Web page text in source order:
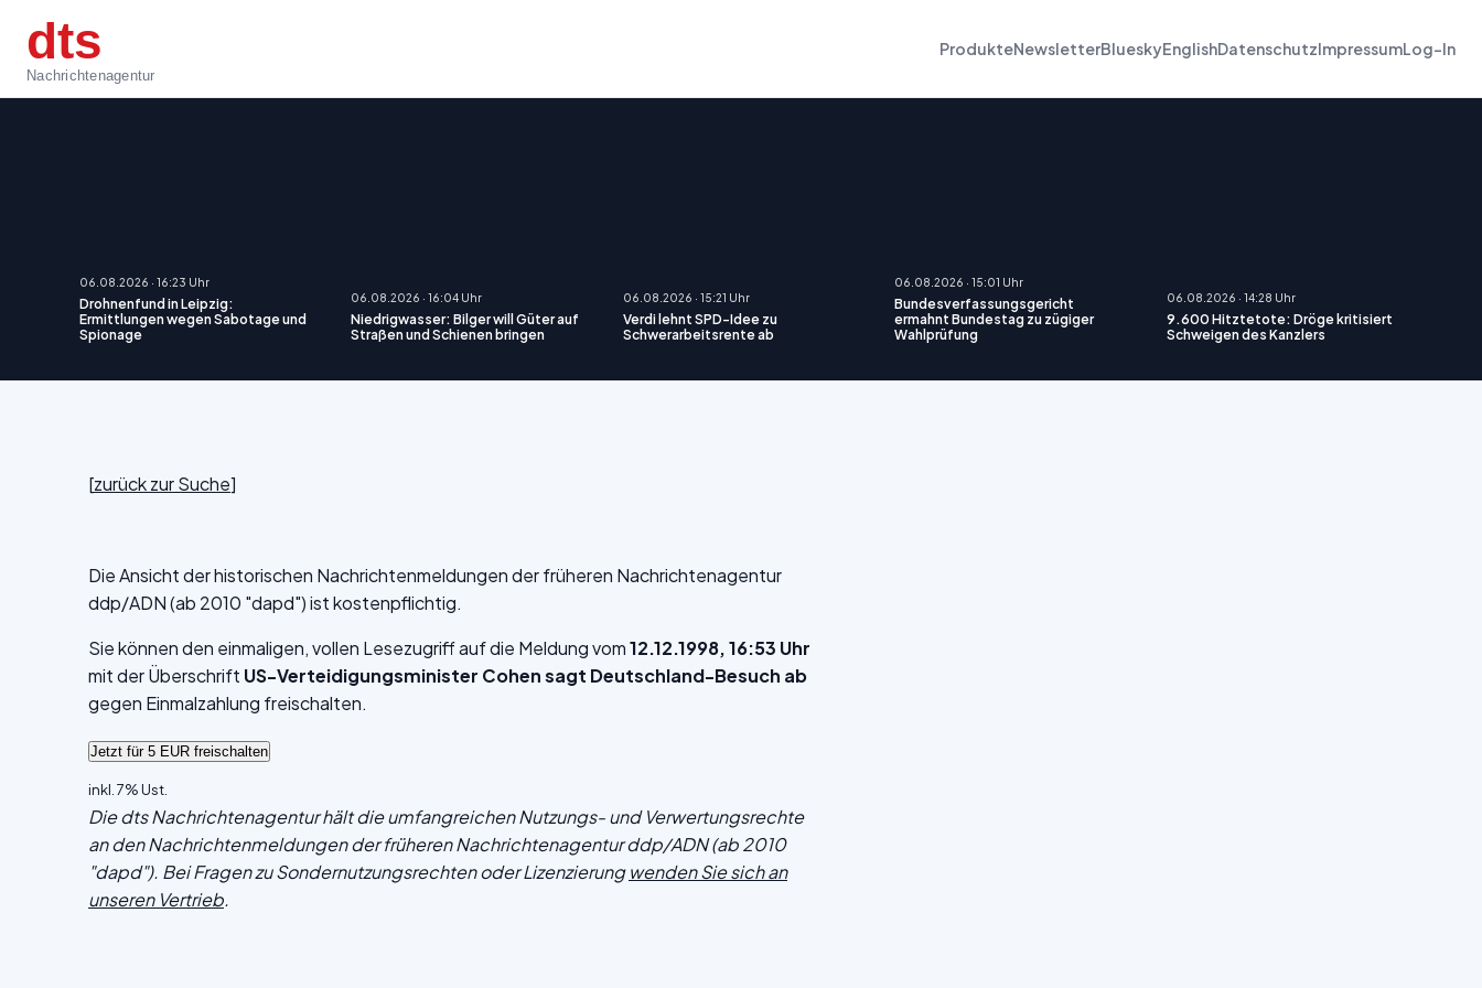
dts
Nachrichtenagentur
ProdukteNewsletterBlueskyEnglishDatenschutzImpressumLog-In
06.08.2026 · 16:23 Uhr
Drohnenfund in Leipzig:
Ermittlungen wegen Sabotage und
Spionage
06.08.2026 · 16:04 Uhr
Niedrigwasser: Bilger will Güter auf
Straßen und Schienen bringen
06.08.2026 · 15:21 Uhr
Verdi lehnt SPD-Idee zu
Schwerarbeitsrente ab
06.08.2026 · 15:01 Uhr
Bundesverfassungsgericht
ermahnt Bundestag zu zügiger
Wahlprüfung
06.08.2026 · 14:28 Uhr
9.600 Hitztetote: Dröge kritisiert
Schweigen des Kanzlers
[zurück zur Suche]
Die Ansicht der historischen Nachrichtenmeldungen der früheren Nachrichtenagentur
ddp/ADN (ab 2010 "dapd") ist kostenpflichtig.
Sie können den einmaligen, vollen Lesezugriff auf die Meldung vom12.12.1998, 16:53 Uhr
mit der Überschrift US-Verteidigungsminister Cohen sagt Deutschland-Besuch ab
gegen Einmalzahlung freischalten.
inkl. 7% Ust.
Die dts Nachrichtenagentur hält die umfangreichen Nutzungs- und Verwertungsrechte
an den Nachrichtenmeldungen der früheren Nachrichtenagentur ddp/ADN (ab 2010
"dapd"). Bei Fragen zu Sondernutzungsrechten oder Lizenzierungwenden Sie sich an
unseren Vertrieb.